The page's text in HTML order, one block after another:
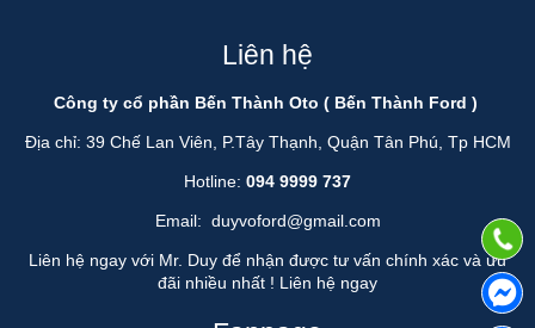
Liên hệ
Công ty cổ phần Bến Thành Oto ( Bến Thành Ford )
Địa chỉ: 39 Chế Lan Viên, P.Tây Thạnh, Quận Tân Phú, Tp HCM
Hotline: 094 9999 737
Email: duyvoford@gmail.com
Liên hệ ngay với Mr. Duy để nhận được tư vấn chính xác và ưu
đãi nhiều nhất ! Liên hệ ngay